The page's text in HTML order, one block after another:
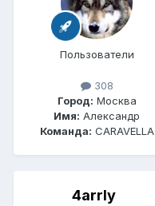
Пользователи
308
Город: Москва
Имя: Александр
Команда: CARAVELLA
4arrly